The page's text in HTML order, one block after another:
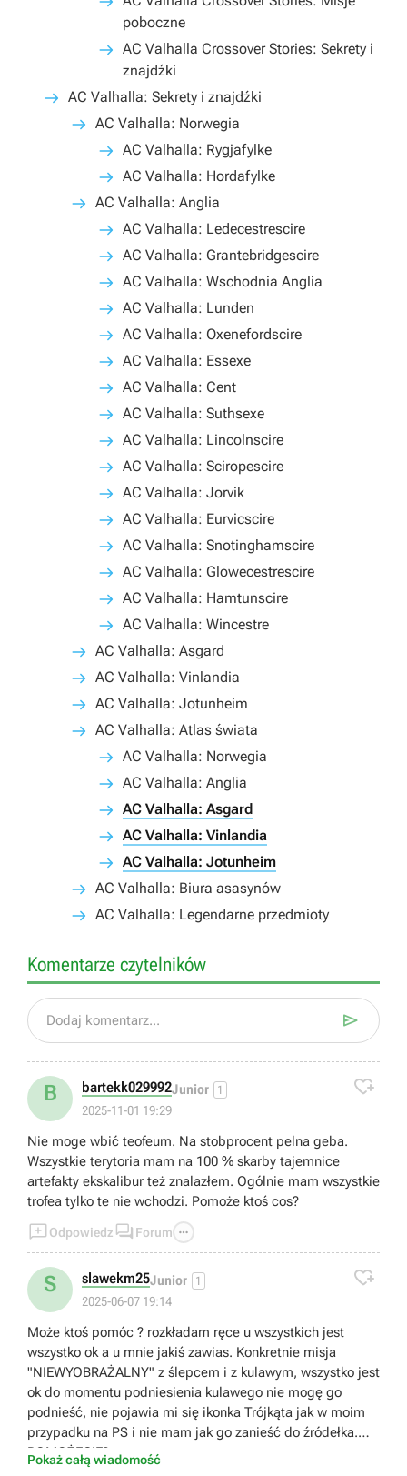
poboczne
AC Valhalla Crossover Stories: Sekrety i
znajdźki
AC Valhalla: Sekrety i znajdźki
AC Valhalla: Norwegia
AC Valhalla: Rygjafylke
AC Valhalla: Hordafylke
AC Valhalla: Anglia
AC Valhalla: Ledecestrescire
AC Valhalla: Grantebridgescire
AC Valhalla: Wschodnia Anglia
AC Valhalla: Lunden
AC Valhalla: Oxenefordscire
AC Valhalla: Essexe
AC Valhalla: Cent
AC Valhalla: Suthsexe
AC Valhalla: Lincolnscire
AC Valhalla: Sciropescire
AC Valhalla: Jorvik
AC Valhalla: Eurvicscire
AC Valhalla: Snotinghamscire
AC Valhalla: Glowecestrescire
AC Valhalla: Hamtunscire
AC Valhalla: Wincestre
AC Valhalla: Asgard
AC Valhalla: Vinlandia
AC Valhalla: Jotunheim
AC Valhalla: Atlas świata
AC Valhalla: Norwegia
AC Valhalla: Anglia
AC Valhalla: Asgard
AC Valhalla: Vinlandia
AC Valhalla: Jotunheim
AC Valhalla: Biura asasynów
AC Valhalla: Legendarne przedmioty
Komentarze czytelników
Dodaj komentarz... 
B bartekk029992Junior 1
2025-11-01 19:29

Nie moge wbić teofeum. Na stobprocent pelna geba.
Wszystkie terytoria mam na 100 % skarby tajemnice
artefakty ekskalibur też znalazłem. Ogólnie mam wszystkie
trofea tylko te nie wchodzi. Pomoże ktoś cos?
Odpowiedz  Forum 
S slawekm25Junior 1
2025-06-07 19:14

Może ktoś pomóc ? rozkładam ręce u wszystkich jest
wszystko ok a u mnie jakiś zawias. Konkretnie misja
"NIEWYOBRAŻALNY" z ślepcem i z kulawym, wszystko jest
ok do momentu podniesienia kulawego nie mogę go
podnieść, nie pojawia mi się ikonka Trójkąta jak w moim
przypadku na PS i nie mam jak go zanieść do źródełka.
POMOŻECIE?
Pokaż całą wiadomość